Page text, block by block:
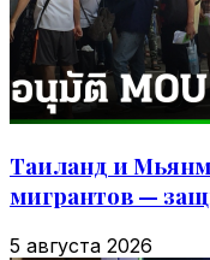
Таиланд и
мигрантов —
5 августа 2026